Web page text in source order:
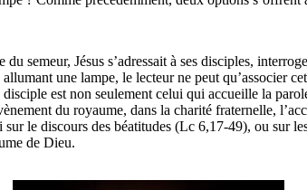
semeur, Jésus s’adressait à ses disciples,
une lampe, le lecteur ne peut qu’associer
est non seulement celui qui accueille la
du royaume, dans la charité fraternelle,
le discours des béatitudes (Lc 6,17-49), ou sur
de Dieu.